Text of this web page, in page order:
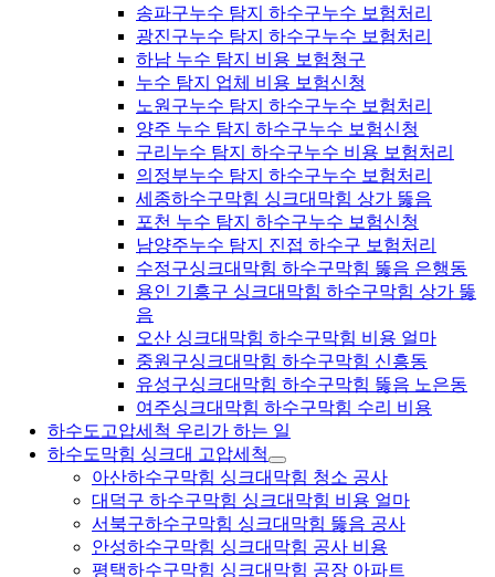
송파구누수 탐지 하수구누수 보험처리
광진구누수 탐지 하수구누수 보험처리
하남 누수 탐지 비용 보험청구
누수 탐지 업체 비용 보험신청
노원구누수 탐지 하수구누수 보험처리
양주 누수 탐지 하수구누수 보험신청
구리누수 탐지 하수구누수 비용 보험처리
의정부누수 탐지 하수구누수 보험처리
세종하수구막힘 싱크대막힘 상가 뚫음
포천 누수 탐지 하수구누수 보험신청
남양주누수 탐지 진접 하수구 보험처리
수정구싱크대막힘 하수구막힘 뚫음 은행동
용인 기흥구 싱크대막힘 하수구막힘 상가 뚫
음
오산 싱크대막힘 하수구막힘 비용 얼마
중원구싱크대막힘 하수구막힘 신흥동
유성구싱크대막힘 하수구막힘 뚫음 노은동
여주싱크대막힘 하수구막힘 수리 비용
하수도고압세척 우리가 하는 일
하수도막힘 싱크대 고압세척
아산하수구막힘 싱크대막힘 청소 공사
대덕구 하수구막힘 싱크대막힘 비용 얼마
서북구하수구막힘 싱크대막힘 뚫음 공사
안성하수구막힘 싱크대막힘 공사 비용
평택하수구막힘 싱크대막힘 공장 아파트